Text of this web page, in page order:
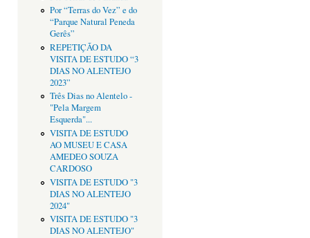
Por “Terras do Vez” e do
“Parque Natural Peneda
Gerês”
REPETIÇÃO DA
VISITA DE ESTUDO “3
DIAS NO ALENTEJO
2023”
Três Dias no Alentelo -
"Pela Margem
Esquerda"...
VISITA DE ESTUDO
AO MUSEU E CASA
AMEDEO SOUZA
CARDOSO
VISITA DE ESTUDO "3
DIAS NO ALENTEJO
2024"
VISITA DE ESTUDO "3
DIAS NO ALENTEJO"